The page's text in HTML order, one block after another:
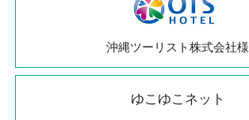
沖縄ツーリスト株式会社様
ゆこゆこネット